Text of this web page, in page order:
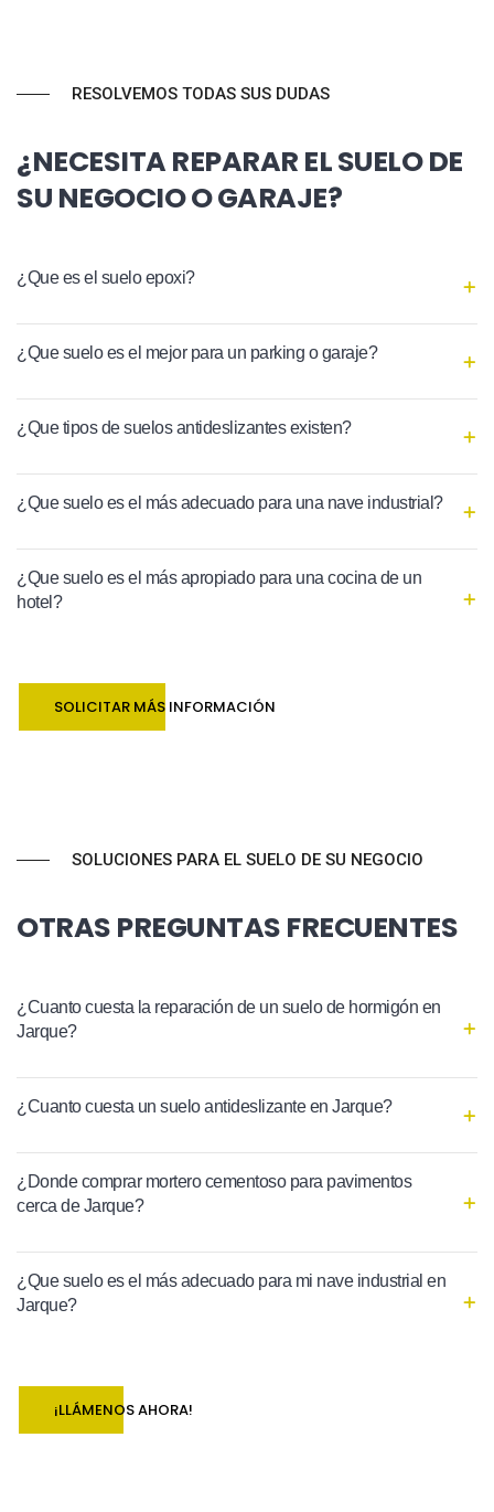
RESOLVEMOS TODAS SUS DUDAS
¿NECESITA REPARAR EL SUELO DE
SU NEGOCIO O GARAJE?
¿Que es el suelo epoxi?
¿Que suelo es el mejor para un parking o garaje?
¿Que tipos de suelos antideslizantes existen?
¿Que suelo es el más adecuado para una nave industrial?
¿Que suelo es el más apropiado para una cocina de un
hotel?
SOLICITAR MÁS INFORMACIÓN
SOLUCIONES PARA EL SUELO DE SU NEGOCIO
OTRAS PREGUNTAS FRECUENTES
¿Cuanto cuesta la reparación de un suelo de hormigón en
Jarque?
¿Cuanto cuesta un suelo antideslizante en Jarque?
¿Donde comprar mortero cementoso para pavimentos
cerca de Jarque?
¿Que suelo es el más adecuado para mi nave industrial en
Jarque?
¡LLÁMENOS AHORA!